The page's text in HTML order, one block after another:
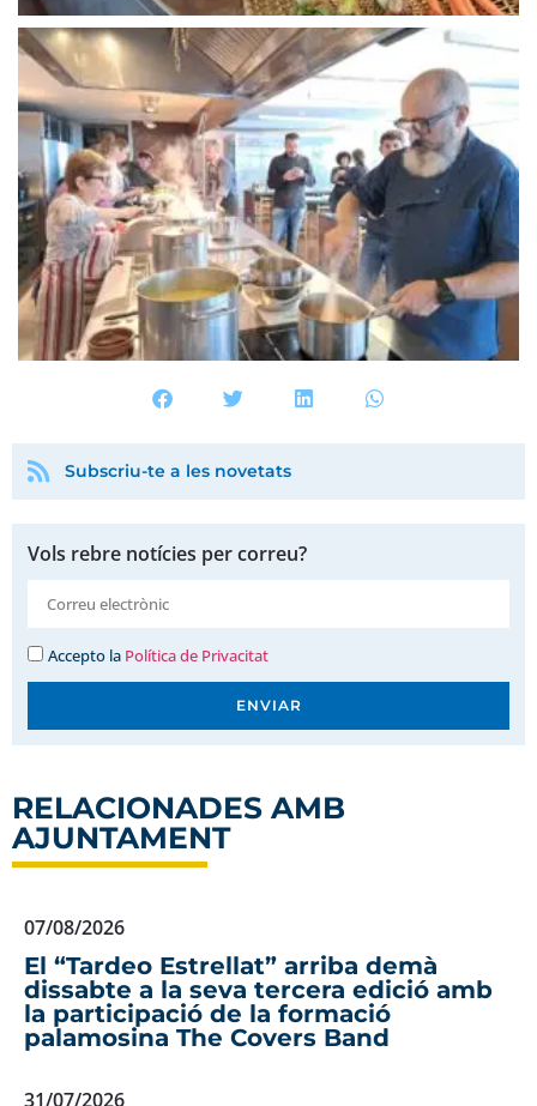
Subscriu-te a les novetats
Vols rebre notícies per correu?
Accepto la Política de Privacitat
ENVIAR
RELACIONADES AMB
AJUNTAMENT
07/08/2026
El “Tardeo Estrellat” arriba demà
dissabte a la seva tercera edició amb
la participació de la formació
palamosina The Covers Band
31/07/2026